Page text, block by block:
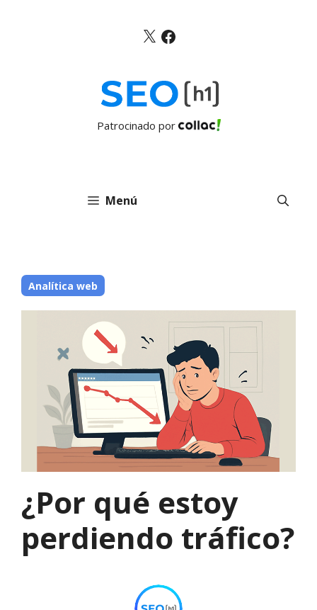
X Facebook
Patrocinado por
Menú
Analítica web
¿Por qué estoy
perdiendo tráfico?